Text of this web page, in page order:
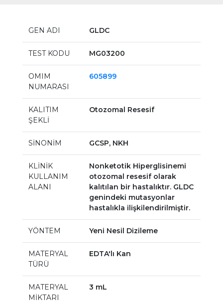
GEN ADI GLDC
TEST KODU MG03200
OMIM
NUMARASI
605899
KALITIM
ŞEKLİ
Otozomal Resesif
SİNONİM GCSP, NKH
KLİNİK
KULLANIM
ALANI
Nonketotik Hiperglisinemi
otozomal resesif olarak
kalıtılan bir hastalıktır. GLDC
genindeki mutasyonlar
hastalıkla ilişkilendirilmiştir.
YÖNTEM Yeni Nesil Dizileme
MATERYAL
TÜRÜ
EDTA'lı Kan
MATERYAL
MİKTARI
3 mL